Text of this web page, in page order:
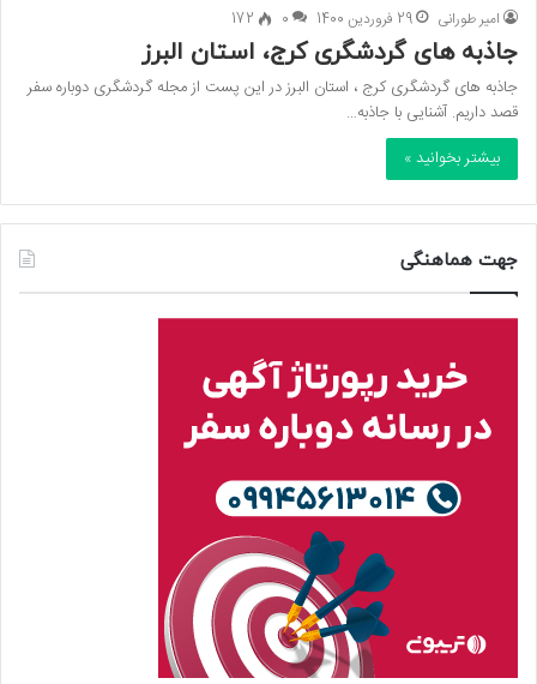
امیر طورانی 29 فروردین 1400 0
172
جاذبه های گردشگری کرج، استان البرز
جاذبه های گردشگری کرج ، استان البرز در این پست از مجله گردشگری دوباره سفر
قصد داریم. آشنایی با جاذبه…
بیشتر بخوانید »
جهت هماهنگی